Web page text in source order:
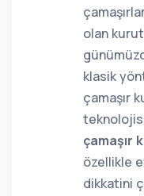
olan
klasik
çamaşır
çamaşır
özellikle
dikkatini